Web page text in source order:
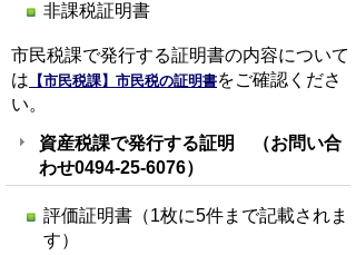
非課税証明書
市民税課で発行する証明書の内容について
は 【市民税課】市民税の証明書をご確認くださ
い。
資産税課で発行する証明 （お問い合
わせ0494-25-6076）
評価証明書（1枚に5件まで記載されま
す）